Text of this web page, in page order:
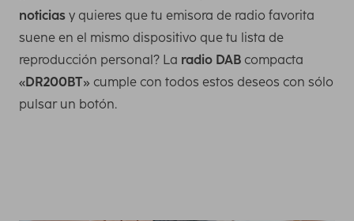
noticias y quieres que tu emisora de radio favorita
suene en el mismo dispositivo que tu lista de
reproducción personal? La radio DAB compacta
«DR200BT» cumple con todos estos deseos con sólo
pulsar un botón.